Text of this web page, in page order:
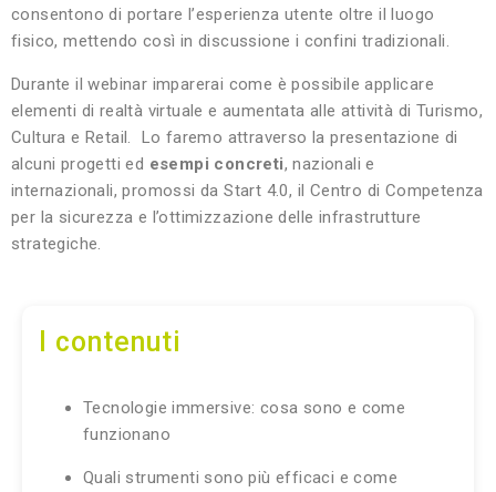
consentono di portare l’esperienza utente oltre il luogo
fisico, mettendo così in discussione i confini tradizionali.
Durante il webinar imparerai come è possibile applicare
elementi di realtà virtuale e aumentata alle attività di Turismo,
Cultura e Retail. Lo faremo attraverso la presentazione di
alcuni progetti ed esempi concreti, nazionali e
internazionali, promossi da Start 4.0, il Centro di Competenza
per la sicurezza e l’ottimizzazione delle infrastrutture
strategiche.
I contenuti
Tecnologie immersive: cosa sono e come
funzionano
Quali strumenti sono più efficaci e come